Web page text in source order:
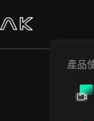
產品